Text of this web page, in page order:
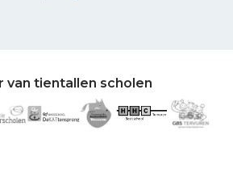
van tientallen scholen